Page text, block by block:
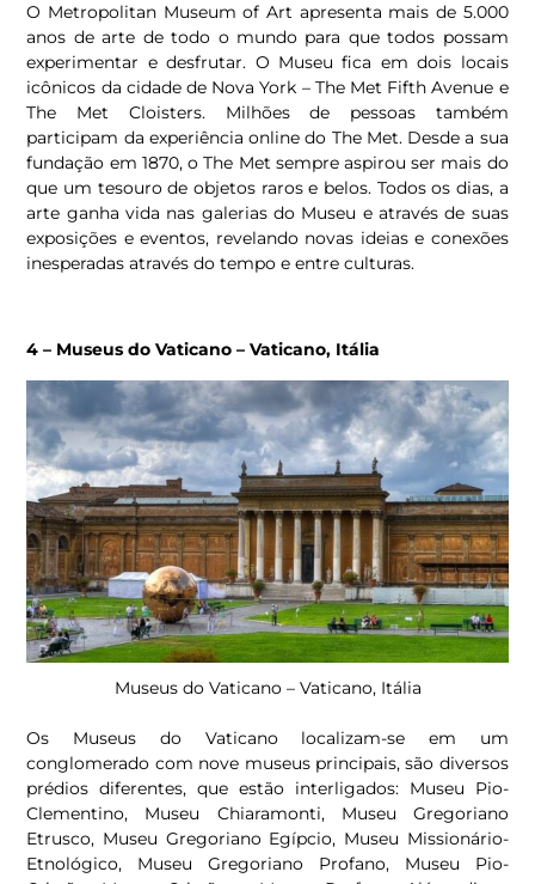
O Metropolitan Museum of Art apresenta mais de 5.000
anos de arte de todo o mundo para que todos possam
experimentar e desfrutar. O Museu fica em dois locais
icônicos da cidade de Nova York – The Met Fifth Avenue e
The Met Cloisters. Milhões de pessoas também
participam da experiência online do The Met. Desde a sua
fundação em 1870, o The Met sempre aspirou ser mais do
que um tesouro de objetos raros e belos. Todos os dias, a
arte ganha vida nas galerias do Museu e através de suas
exposições e eventos, revelando novas ideias e conexões
inesperadas através do tempo e entre culturas.
4 – Museus do Vaticano – Vaticano, Itália
Museus do Vaticano – Vaticano, Itália
Os Museus do Vaticano localizam-se em um
conglomerado com nove museus principais, são diversos
prédios diferentes, que estão interligados: Museu Pio-
Clementino, Museu Chiaramonti, Museu Gregoriano
Etrusco, Museu Gregoriano Egípcio, Museu Missionário-
Etnológico, Museu Gregoriano Profano, Museu Pio-